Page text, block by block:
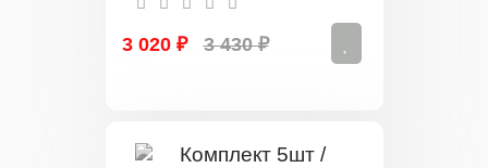
3 020 ₽ 3 430 ₽